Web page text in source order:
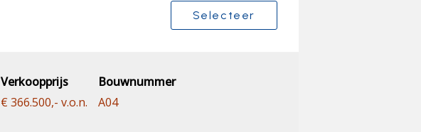
Selecteer
Verkoopprijs
€ 366.500,- v.o.n.
Bouwnummer
A04